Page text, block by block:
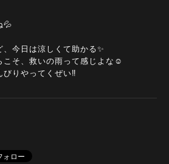
💦
今日は涼しくて助かる✨
こそ、救いの雨って感じよな☺️
びりやってくぜい‼️